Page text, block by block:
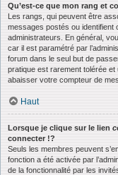
Qu’est-ce que mon rang et
Les rangs, qui peuvent être
messages postés ou identifient
administrateurs. En général,
car il est paramétré par
forum dans le seul but de
pratique est rarement tolérée
abaisser votre compteur de
Haut
Lorsque je clique sur le lien
connecter !?
Seuls les membres peuvent
fonction a été activée par
de la fonctionnalité par les